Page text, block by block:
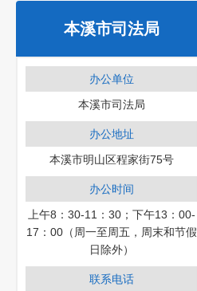
本溪市司法局
办公单位
本溪市司法局
办公地址
本溪市明山区程家街75号
办公时间
上午8：30-11：30；下午13：00-
17：00（周一至周五，周末和节假
日除外）
联系电话